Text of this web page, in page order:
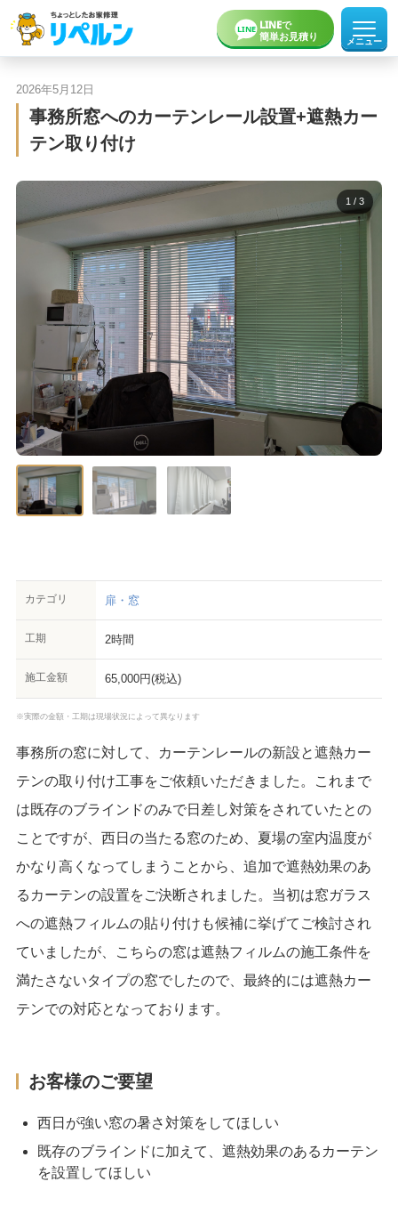
LINE LINEで
簡単お見積り
メニュー
ホーム
お役立ち記事
事例一覧
リペルンについて
2026年5月12日
事務所窓へのカーテンレール設置+遮熱カー
テン取り付け
1 / 3
カテゴリ 扉・窓
工期 2時間
施工金額 65,000円(税込)
※実際の金額・工期は現場状況によって異なります
事務所の窓に対して、カーテンレールの新設と遮熱カー
テンの取り付け工事をご依頼いただきました。これまで
は既存のブラインドのみで日差し対策をされていたとの
ことですが、西日の当たる窓のため、夏場の室内温度が
かなり高くなってしまうことから、追加で遮熱効果のあ
るカーテンの設置をご決断されました。当初は窓ガラス
への遮熱フィルムの貼り付けも候補に挙げてご検討され
ていましたが、こちらの窓は遮熱フィルムの施工条件を
満たさないタイプの窓でしたので、最終的には遮熱カー
テンでの対応となっております。
お客様のご要望
西日が強い窓の暑さ対策をしてほしい
既存のブラインドに加えて、遮熱効果のあるカーテン
を設置してほしい